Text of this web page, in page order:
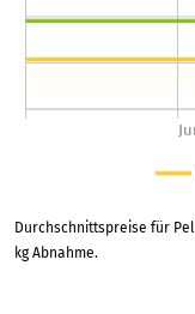
Durchschnittspreise für
kg Abnahme.